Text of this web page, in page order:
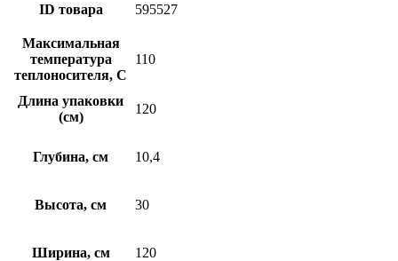
ID товара 595527
Максимальная
температура
теплоносителя, С
110
Длина упаковки
(см)
120
Глубина, см 10,4
Высота, см 30
Ширина, см 120